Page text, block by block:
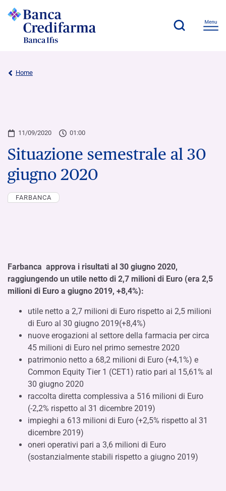
Home
11/09/2020 01:00
Situazione semestrale al 30
giugno 2020
FARBANCA
Farbanca approva i risultati al 30 giugno 2020,
raggiungendo un utile netto di 2,7 milioni di Euro (era 2,5
milioni di Euro a giugno 2019, +8,4%):
utile netto a 2,7 milioni di Euro rispetto ai 2,5 milioni
di Euro al 30 giugno 2019(+8,4%)
nuove erogazioni al settore della farmacia per circa
45 milioni di Euro nel primo semestre 2020
patrimonio netto a 68,2 milioni di Euro (+4,1%) e
Common Equity Tier 1 (CET1) ratio pari al 15,61% al
30 giugno 2020
raccolta diretta complessiva a 516 milioni di Euro
(-2,2% rispetto al 31 dicembre 2019)
impieghi a 613 milioni di Euro (+2,5% rispetto al 31
dicembre 2019)
oneri operativi pari a 3,6 milioni di Euro
(sostanzialmente stabili rispetto a giugno 2019)